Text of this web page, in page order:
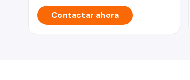
Contactar ahora